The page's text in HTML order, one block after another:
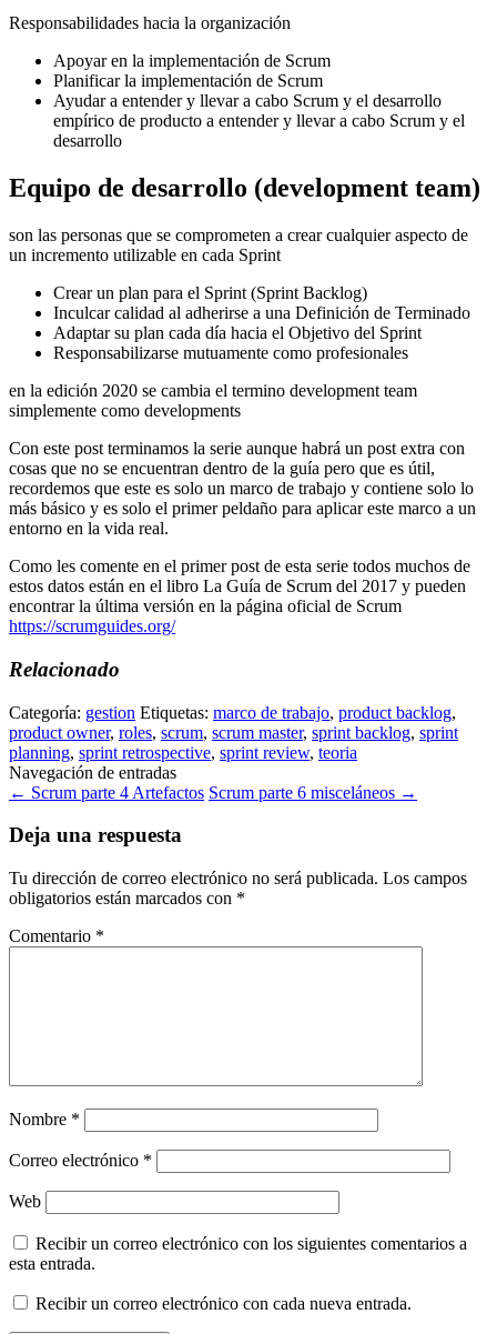
Responsabilidades hacia la organización
Apoyar en la implementación de Scrum
Planificar la implementación de Scrum
Ayudar a entender y llevar a cabo Scrum y el desarrollo
empírico de producto a entender y llevar a cabo Scrum y el
desarrollo
Equipo de desarrollo (development team)
son las personas que se comprometen a crear cualquier aspecto de
un incremento utilizable en cada Sprint
Crear un plan para el Sprint (Sprint Backlog)
Inculcar calidad al adherirse a una Definición de Terminado
Adaptar su plan cada día hacia el Objetivo del Sprint
Responsabilizarse mutuamente como profesionales
en la edición 2020 se cambia el termino development team
simplemente como developments
Con este post terminamos la serie aunque habrá un post extra con
cosas que no se encuentran dentro de la guía pero que es útil,
recordemos que este es solo un marco de trabajo y contiene solo lo
más básico y es solo el primer peldaño para aplicar este marco a un
entorno en la vida real.
Como les comente en el primer post de esta serie todos muchos de
estos datos están en el libro La Guía de Scrum del 2017 y pueden
encontrar la última versión en la página oficial de Scrum
https://scrumguides.org/
Relacionado
Categoría: gestion Etiquetas: marco de trabajo, product backlog,
product owner, roles, scrum, scrum master, sprint backlog, sprint
planning, sprint retrospective, sprint review, teoria
Navegación de entradas
← Scrum parte 4 Artefactos Scrum parte 6 misceláneos →
Deja una respuesta
Tu dirección de correo electrónico no será publicada. Los campos
obligatorios están marcados con *
Comentario *
Nombre *
Correo electrónico *
Web
Recibir un correo electrónico con los siguientes comentarios a
esta entrada.
Recibir un correo electrónico con cada nueva entrada.